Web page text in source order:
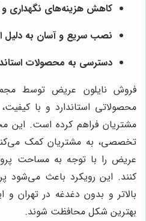
کاهش هزینه‌های نگهداری و
نصب سریع و آسان به دلیل
دسترسی به محصولات
فروش نایلون عریض توسط
محصولاتی استاندارد و با
مشتریان فراهم کرده است. این
تخصصی، به مشتریان کمک
عریض را با توجه به مساحت
کنند. این رویکرد باعث می‌شود
بالاتر و بدون دغدغه در تهران
بهترین شکل محافظت شوند.